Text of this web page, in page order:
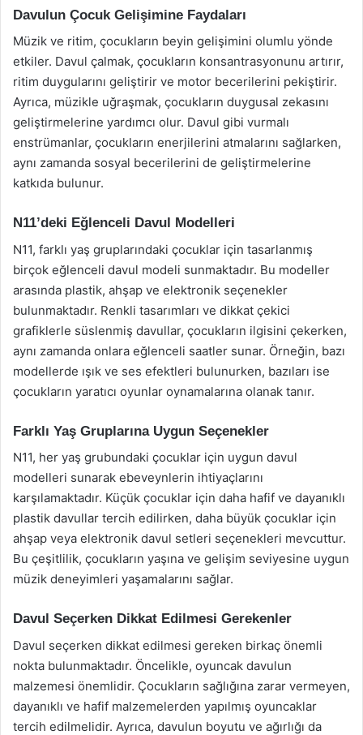
Davulun Çocuk Gelişimine Faydaları
Müzik ve ritim, çocukların beyin gelişimini olumlu yönde
etkiler. Davul çalmak, çocukların konsantrasyonunu artırır,
ritim duygularını geliştirir ve motor becerilerini pekiştirir.
Ayrıca, müzikle uğraşmak, çocukların duygusal zekasını
geliştirmelerine yardımcı olur. Davul gibi vurmalı
enstrümanlar, çocukların enerjilerini atmalarını sağlarken,
aynı zamanda sosyal becerilerini de geliştirmelerine
katkıda bulunur.
N11’deki Eğlenceli Davul Modelleri
N11, farklı yaş gruplarındaki çocuklar için tasarlanmış
birçok eğlenceli davul modeli sunmaktadır. Bu modeller
arasında plastik, ahşap ve elektronik seçenekler
bulunmaktadır. Renkli tasarımları ve dikkat çekici
grafiklerle süslenmiş davullar, çocukların ilgisini çekerken,
aynı zamanda onlara eğlenceli saatler sunar. Örneğin, bazı
modellerde ışık ve ses efektleri bulunurken, bazıları ise
çocukların yaratıcı oyunlar oynamalarına olanak tanır.
Farklı Yaş Gruplarına Uygun Seçenekler
N11, her yaş grubundaki çocuklar için uygun davul
modelleri sunarak ebeveynlerin ihtiyaçlarını
karşılamaktadır. Küçük çocuklar için daha hafif ve dayanıklı
plastik davullar tercih edilirken, daha büyük çocuklar için
ahşap veya elektronik davul setleri seçenekleri mevcuttur.
Bu çeşitlilik, çocukların yaşına ve gelişim seviyesine uygun
müzik deneyimleri yaşamalarını sağlar.
Davul Seçerken Dikkat Edilmesi Gerekenler
Davul seçerken dikkat edilmesi gereken birkaç önemli
nokta bulunmaktadır. Öncelikle, oyuncak davulun
malzemesi önemlidir. Çocukların sağlığına zarar vermeyen,
dayanıklı ve hafif malzemelerden yapılmış oyuncaklar
tercih edilmelidir. Ayrıca, davulun boyutu ve ağırlığı da